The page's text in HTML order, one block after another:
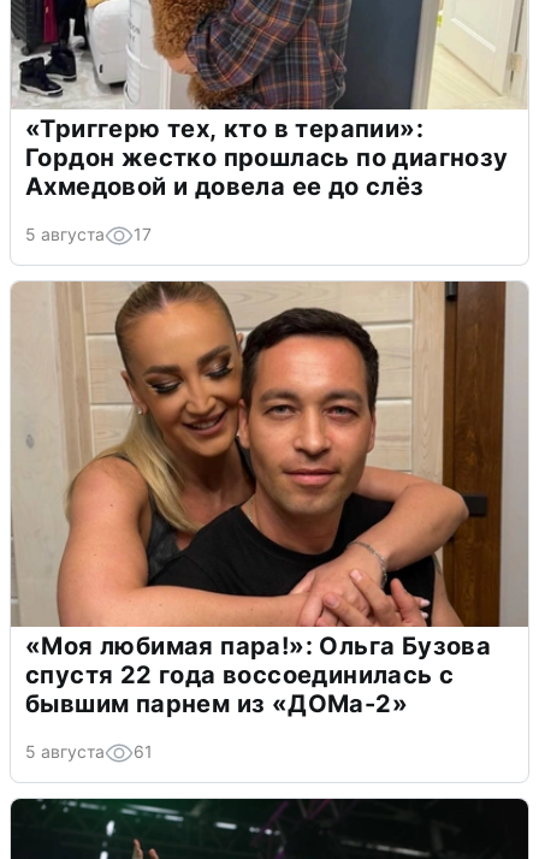
«Триггерю тех, кто в терапии»:
Гордон жестко прошлась по диагнозу
Ахмедовой и довела ее до слёз
5 августа 17
«Моя любимая пара!»: Ольга Бузова
спустя 22 года воссоединилась с
бывшим парнем из «ДОМа-2»
5 августа 61